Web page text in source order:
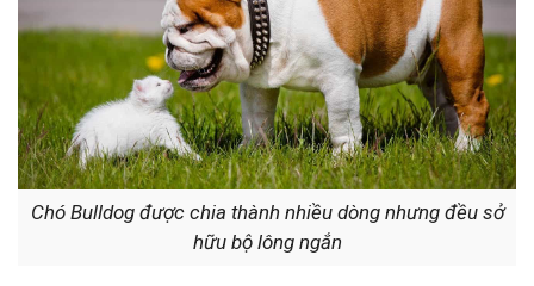
Chó Bulldog được chia thành nhiều dòng nhưng đều sở
hữu bộ lông ngắn